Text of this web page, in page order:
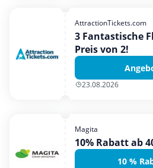
AttractionTickets.com
3 Fantastische
Preis von 2!
23.08.2026
Magita
10% Rabatt ab
10 %